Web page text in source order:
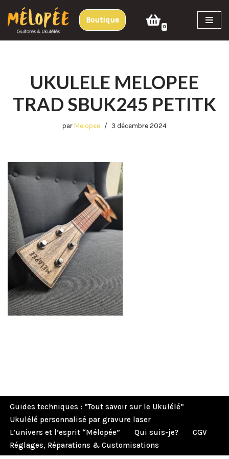
Aller
au
Boutique
0
UKULELE MELOPEE
TRAD SBUK245 PETITK
par Melopee 3 décembre 2024
Guides techniques : “Tout savoir sur le Ukulélé”
Ukulélé personnalisé par gravure laser
L’univers et l’esprit “Mélopée”
Qui suis-je?
CGV
Réglages, Réparations & Customisations